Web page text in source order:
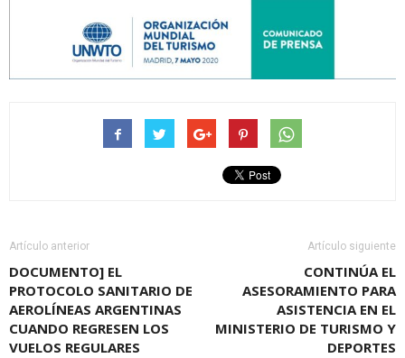
Artículo anterior
DOCUMENTO] EL
PROTOCOLO SANITARIO DE
AEROLÍNEAS ARGENTINAS
CUANDO REGRESEN LOS
VUELOS REGULARES
Artículo siguiente
CONTINÚA EL
ASESORAMIENTO PARA
ASISTENCIA EN EL
MINISTERIO DE TURISMO Y
DEPORTES